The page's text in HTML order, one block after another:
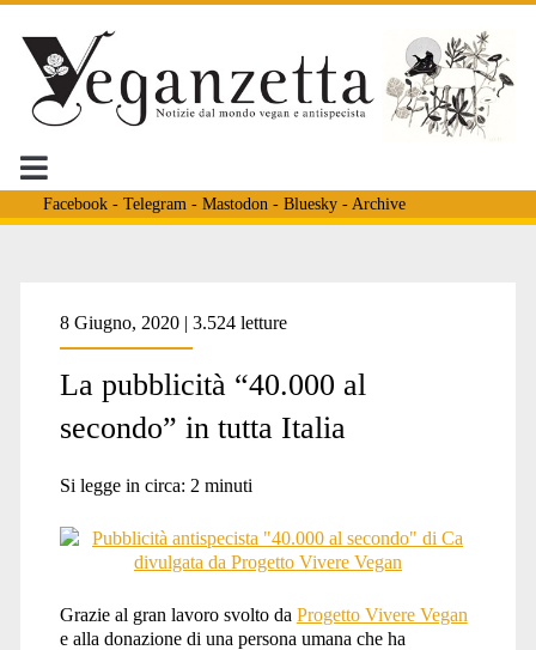
Facebook- Telegram - Mastodon - Bluesky- Archive
<span>cartelloni
antispecisti</span>
8 Giugno, 2020 | 3.524 letture
La pubblicità “40.000 al
secondo” in tutta Italia
Si legge in circa: 2 minuti
Grazie al gran lavoro svolto da Progetto Vivere Vegan
e alla donazione di una persona umana che ha